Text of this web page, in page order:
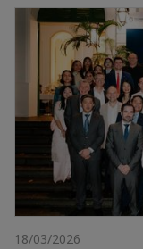
18/03/2026